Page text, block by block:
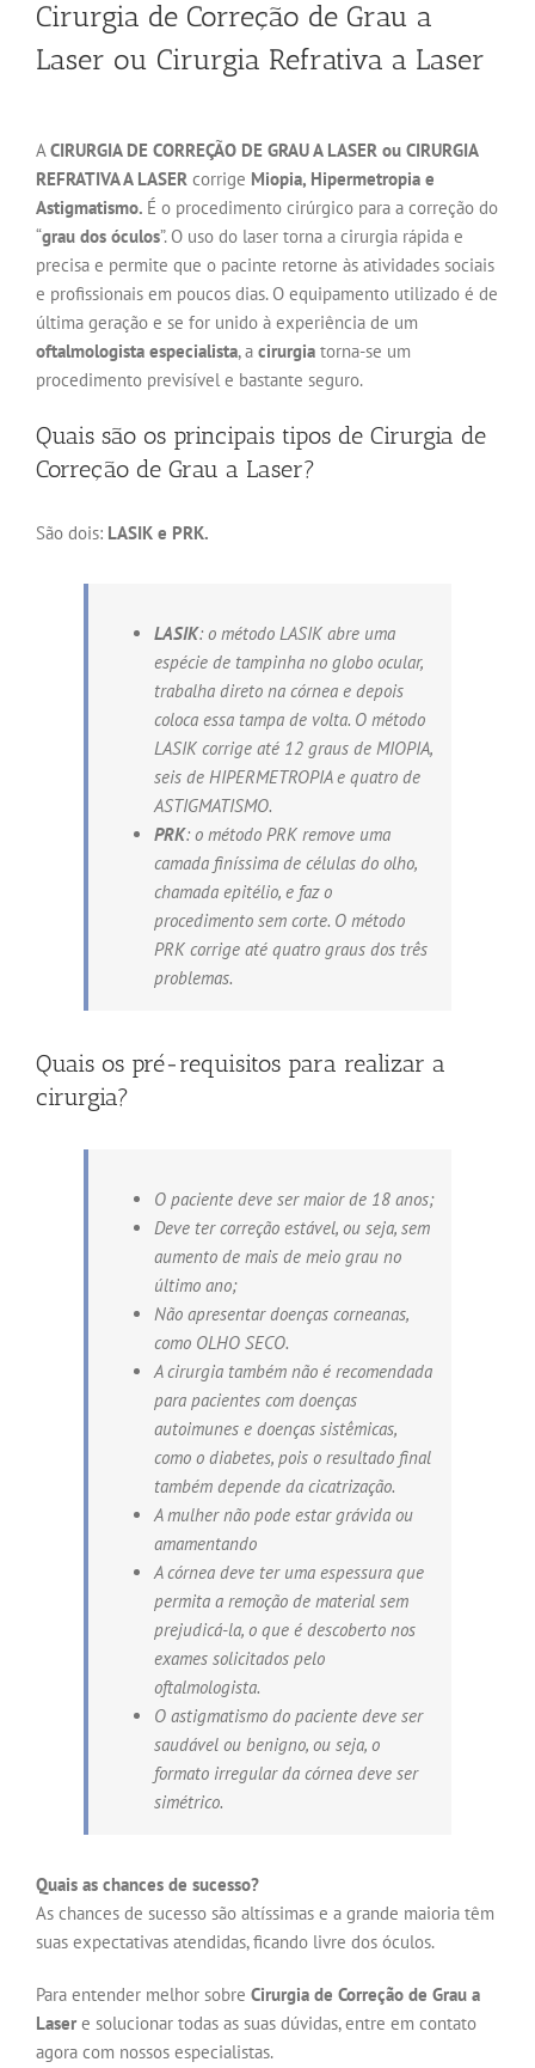
Cirurgia de Correção de Grau a
Laser ou Cirurgia Refrativa a Laser
ACIRURGIA DE CORREÇÃO DE GRAU A LASER ou CIRURGIA
REFRATIVA A LASER corrige Miopia, Hipermetropia e
Astigmatismo. É o procedimento cirúrgico para a correção do
“grau dos óculos”. O uso do laser torna a cirurgia rápida e
precisa e permite que o pacinte retorne às atividades sociais
e profissionais em poucos dias. O equipamento utilizado é de
última geração e se for unido à experiência de um
oftalmologista especialista, a cirurgia torna-se um
procedimento previsível e bastante seguro.
Quais são os principais tipos de Cirurgia de
Correção de Grau a Laser?
São dois: LASIK e PRK.
LASIK: o método LASIK abre uma
espécie de tampinha no globo ocular,
trabalha direto na córnea e depois
coloca essa tampa de volta. O método
LASIK corrige até 12 graus de MIOPIA,
seis de HIPERMETROPIA e quatro de
ASTIGMATISMO.
PRK: o método PRK remove uma
camada finíssima de células do olho,
chamada epitélio, e faz o
procedimento sem corte. O método
PRK corrige até quatro graus dos três
problemas.
Quais os pré-requisitos para realizar a
cirurgia?
O paciente deve ser maior de 18 anos;
Deve ter correção estável, ou seja, sem
aumento de mais de meio grau no
último ano;
Não apresentar doenças corneanas,
como OLHO SECO.
A cirurgia também não é recomendada
para pacientes com doenças
autoimunes e doenças sistêmicas,
como o diabetes, pois o resultado final
também depende da cicatrização.
A mulher não pode estar grávida ou
amamentando
A córnea deve ter uma espessura que
permita a remoção de material sem
prejudicá-la, o que é descoberto nos
exames solicitados pelo
oftalmologista.
O astigmatismo do paciente deve ser
saudável ou benigno, ou seja, o
formato irregular da córnea deve ser
simétrico.
Quais as chances de sucesso?
As chances de sucesso são altíssimas e a grande maioria têm
suas expectativas atendidas, ficando livre dos óculos.
Para entender melhor sobre Cirurgia de Correção de Grau a
Laser e solucionar todas as suas dúvidas, entre em contato
agora com nossos especialistas.